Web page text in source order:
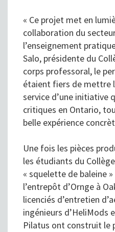
« Ce projet met en
collaboration du
l’enseignement
Salo, présidente du
corps professoral, le
étaient fiers de mettre
service d’une initiative
critiques en Ontario,
belle expérience
Une fois les pièces
les étudiants du
« squelette de baleine
l’entrepôt d’Ornge à
licenciés d’entretien
ingénieurs d’HeliMods
Pilatus ont construit le